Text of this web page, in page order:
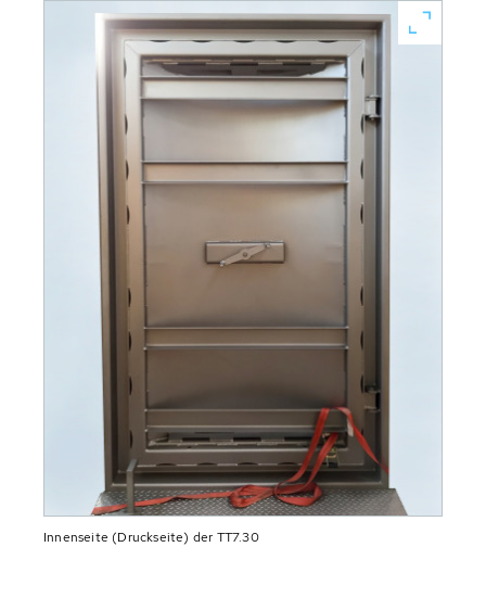
Innenseite (Druckseite) der TT7.30